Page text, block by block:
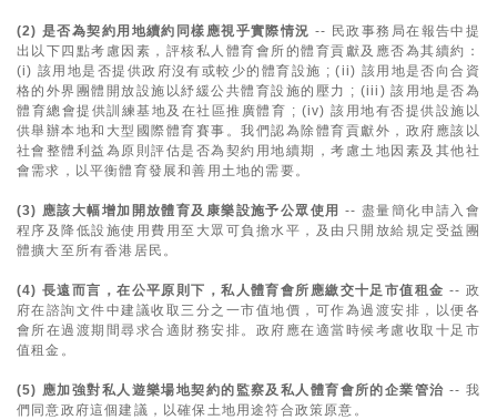
(2) 是否為契約用地續約同樣應視乎實際情況 -- 民政事務局在報告中提
出以下四點考慮因素，評核私人體育會所的體育貢獻及應否為其續約：
(i) 該用地是否提供政府沒有或較少的體育設施 ; (ii) 該用地是否向合資
格的外界團體開放設施以紓緩公共體育設施的壓力 ; (iii) 該用地是否為
體育總會提供訓練基地及在社區推廣體育 ; (iv) 該用地有否提供設施以
供舉辦本地和大型國際體育賽事。我們認為除體育貢獻外，政府應該以
社會整體利益為原則評估是否為契約用地續期，考慮土地因素及其他社
會需求，以平衡體育發展和善用土地的需要。
(3) 應該大幅增加開放體育及康樂設施予公眾使用 -- 盡量簡化申請入會
程序及降低設施使用費用至大眾可負擔水平，及由只開放給規定受益團
體擴大至所有香港居民。
(4) 長遠而言，在公平原則下，私人體育會所應繳交十足市值租金 -- 政
府在諮詢文件中建議收取三分之一市值地價，可作為過渡安排，以便各
會所在過渡期間尋求合適財務安排。政府應在適當時候考慮收取十足市
值租金。
(5) 應加強對私人遊樂場地契約的監察及私人體育會所的企業管治 -- 我
們同意政府這個建議，以確保土地用途符合政策原意。